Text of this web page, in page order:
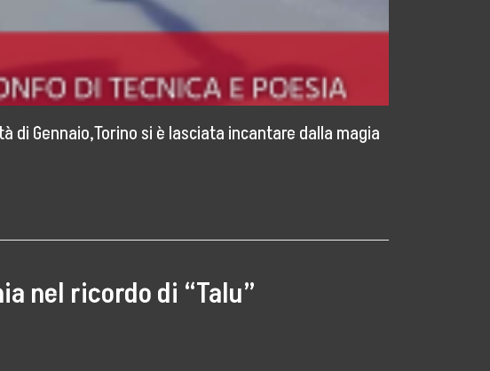
di Gennaio,Torino si è lasciata incantare dalla magia
nel ricordo di “Talu”